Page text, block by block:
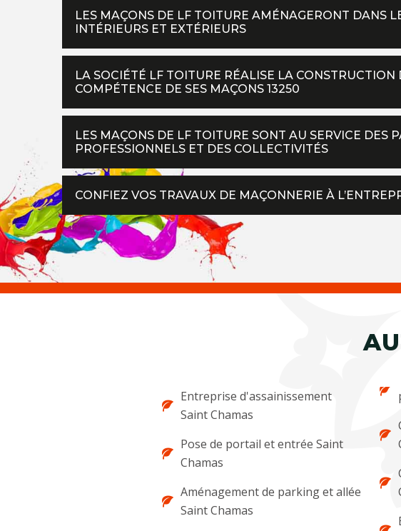
LES MAÇONS DE LF TOITURE AMÉNAGERONT DANS
INTÉRIEURS ET EXTÉRIEURS
LA SOCIÉTÉ LF TOITURE RÉALISE LA
COMPÉTENCE DE SES MAÇONS 13250
LES MAÇONS DE LF TOITURE SONT AU SERVICE DES
PROFESSIONNELS ET DES COLLECTIVITÉS
CONFIEZ VOS TRAVAUX DE MAÇONNERIE À
Entreprise d'assainissement
Saint Chamas
Pose de portail et entrée Saint
Chamas
Aménagement de parking et allée
Saint Chamas